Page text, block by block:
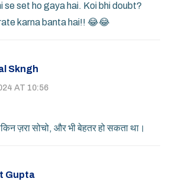
se set ho gaya hai. Koi bhi doubt?
karna banta hai!! 😂😂
Skngh
AT 10:56
ज़रा सोचो, और भी बेहतर हो सकता था।
Gupta